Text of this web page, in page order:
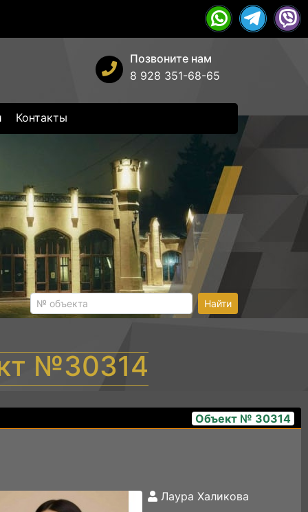
Позвоните нам
8 928 351-68-65
Контакты
Найти
№30314
Объект № 30314
a68abeb7-b9fb-4210-b382-d16a9fe5ca17
Лаура Халикова